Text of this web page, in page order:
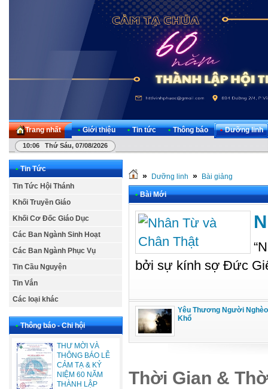
Trang nhất • Giới thiệu • Tin tức • Thông báo • Dưỡng linh
10:06 Thứ Sáu, 07/08/2026
• Tin Tức
Tin Tức Hội Thánh
Khối Truyền Giáo
Khối Cơ Đốc Giáo Dục
Các Ban Ngành Sinh Hoạt
Các Ban Ngành Phục Vụ
Tin Cầu Nguyện
Tin Vắn
Các loại khác
• Thông báo - Chi hội
THƯ MỜI VÀ
THÔNG BÁO LỄ
CẢM TẠ & KỶ
NIỆM 60 NĂM
THÀNH LẬP
» Dưỡng linh » Bài giảng
• Bài Mới
bởi sự kính sợ Đức
Yêu Thương Người Nghèo
Khổ
Thời Gian &